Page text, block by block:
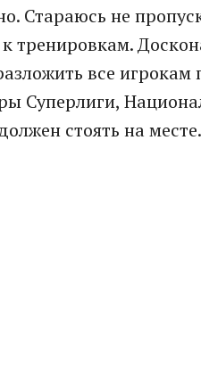
Стараюсь не
тренировкам.
все
Суперлиги,
стоять на